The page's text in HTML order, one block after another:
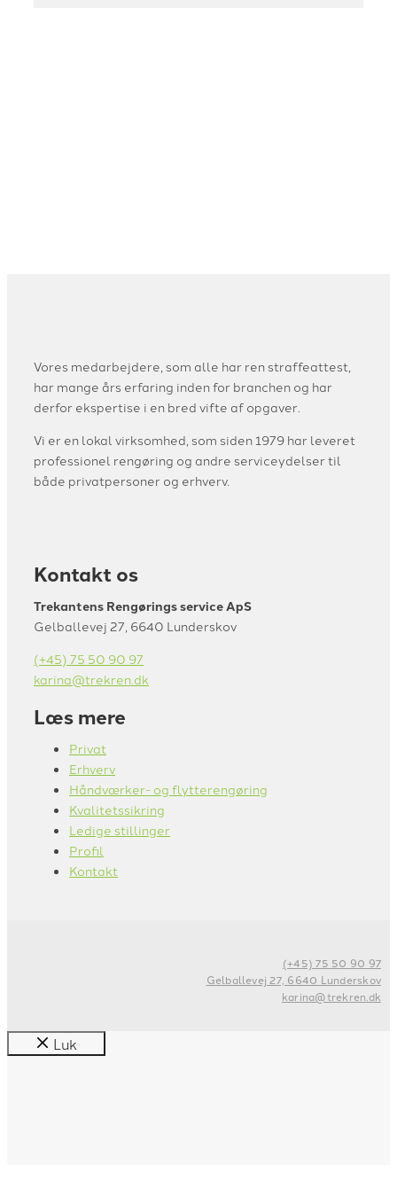
Vores medarbejdere, som alle har ren straffeattest,
har mange års erfaring inden for branchen og har
derfor ekspertise i en bred vifte af opgaver.
Vi er en lokal virksomhed, som siden 1979 har leveret
professionel rengøring og andre serviceydelser til
både privatpersoner og erhverv.
Kontakt os
Trekantens Rengørings service ApS
Gelballevej 27, 6640 Lunderskov
(+45) 75 50 90 97
karina@trekren.dk
Læs mere
Privat
Erhverv
Håndværker- og flytterengøring
Kvalitetssikring
Ledige stillinger
Profil
Kontakt
(+45) 75 50 90 97
Gelballevej 27, 6640 Lunderskov
karina@trekren.dk
Luk